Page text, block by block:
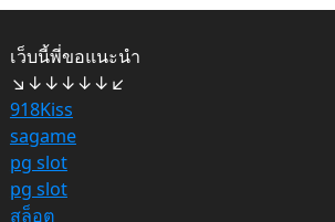
เว็บนี้พี่ขอแนะนำ
↘↓↓↓↓↓↙
918Kiss
sagame
pg slot
pg slot
สล็อต